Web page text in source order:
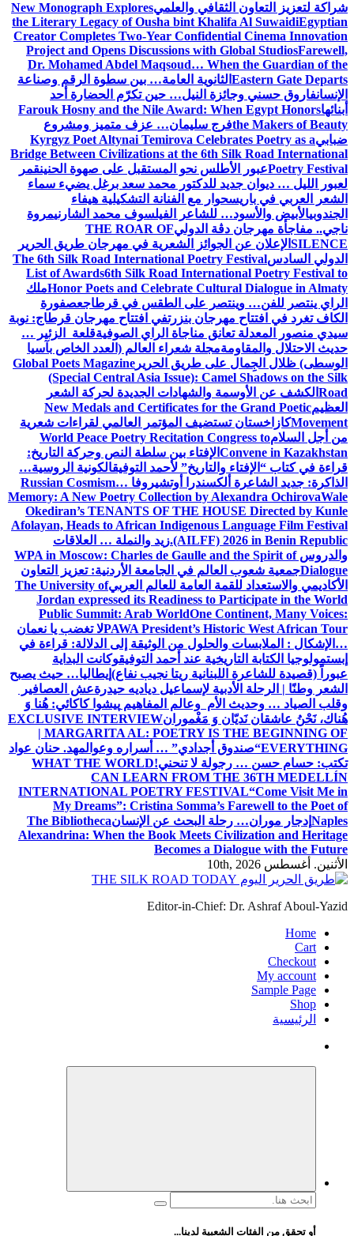
شراكة لتعزيز التعاون الثقافي والعلميNew Monograph Explores
the Literary Legacy of Ousha bint Khalifa Al SuwaidiEgyptian
Creator Completes Two-Year Confidential Cinema Innovation
Project and Opens Discussions with Global StudiosFarewell,
Dr. Mohamed Abdel Maqsoud… When the Guardian of the
Eastern Gate Departs الثانوية العامة… بين سطوة الرقم وصناعة
الإنسانفاروق حسني وجائزة النيل… حين تكرّم الحضارة أحد
أبنائهاFarouk Hosny and the Nile Award: When Egypt Honors
the Makers of Beautyفرج سليمان… عزف متميز ومشروع
ضبابيKyrgyz Poet Altynai Temirova Celebrates Poetry as a
Bridge Between Civilizations at the 6th Silk Road International
Poetry Festivalعبور الأطلس نحو المستقبل على صهوة الحنينقمر
لعبور الليل … ديوان جديد للدكتور محمد سعد برغل يضيء سماء
الشعر العربي في باريسحوار مع الفنانة التشكيلية هيفاء
الجندوبيالأبيض والأسود… للشاعر الفيلسوف محمد الشارنيمروة
ناجي.. مفاجأة مهرجان دڨة الدوليTHE ROAR OF
SILENCE الإعلان عن الجوائز الشعرية في مهرجان طريق الحرير
الدولي السادسThe 6th Silk Road International Poetry Festival
List of Awards6th Silk Road International Poetry Festival to
Honor Poets and Celebrate Cultural Dialogue in Almatyملك
الراي ينتصر للفن… وينتصر على الطقس في قرطاجعصفورة
الكاف تغرد في افتتاح مهرجان بنزرتفي افتتاح مهرجان قرطاج: نوبة
سيدي منصور المعدلة تعانق مناجاة الراي الصوفيةقلعة الزئير …
حديث الاحتلال والمقاومةمجلة شعراء العالم (العدد الخاص بآسيا
الوسطى) ظلال الجِمال على طريق الحرير Global Poets Magazine
(Special Central Asia Issue): Camel Shadows on the Silk
Road الكشف عن الأوسمة والشهادات الجديدة لحركة الشعر
العظيمNew Medals and Certificates for the Grand Poetic
Movementكازاخستان تستضيف المؤتمر العالمي لقراءات شعرية
من أجل السلامWorld Peace Poetry Recitation Congress to
Convene in Kazakhstan الإفتاء بين سلطة النص وحركة التاريخ:
قراءة في كتاب “الإفتاء والتاريخ” لأحمد التوفيقالكونية الروسية…
الذاكرة: جديد الشاعرة ألكسندرا أوتشيروفا Russian Cosmism…
Memory: A New Poetry Collection by Alexandra OchirovaWale
Okediran’s TENANTS OF THE HOUSE Directed by Kunle
Afolayan, Heads to African Indigenous Language Film Festival
(AILFF) 2026 in Benin Republic. زيد والنملة … العلاقات
والدروسWPA in Moscow: Charles de Gaulle and the Spirit of
Dialogueجمعية شعوب العالم في الجامعة الأردنية: تعزيز التعاون
الأكاديمي والاستعداد للقمة العامة للعالم العربيThe University of
Jordan expressed its Readiness to Participate in the World
Public Summit: Arab WorldOne Continent, Many Voices:
PAWA President’s Historic West African Tourلا تغضب يا نعمان
…الإشكال : الملابسات والحلول من الوثيقة إلى الدلالة: قراءة في
إبستمولوجيا الكتابة التاريخية عند أحمد التوفيقوكانت البداية
عبوراً (قصيدة للشاعرة اللبنانية ريتا نجيب نفاع) إيطاليا… حيث يصبح
الشعر وطنًا | الرحلة الأدبية لإسماعيل دياديه حيدرةعش العصافير
وقلب الصياد … وحديث الأم وعالم المفاهيم پیشوا کاکائي: هُنا وَ
هُناك، نَحْنُ عاشقان نَديّان وَ مَغْمورانEXCLUSIVE INTERVIEW
| MARGARITA AL: POETRY IS THE BEGINNING OF
EVERYTHING“صندوق أجدادي” … أسراره وعوالمهد. حنان عواد
تكتب: حسام حسن … رجولة لا تنحني!WHAT THE WORLD
CAN LEARN FROM THE 36TH MEDELLÍN
INTERNATIONAL POETRY FESTIVAL“Come Visit Me in
My Dreams”: Cristina Somma’s Farewell to the Poet of
Naples إدجار موران… رحلة البحث عن الإنسانThe Bibliotheca
Alexandrina: When the Book Meets Civilization and Heritage
Becomes a Dialogue with the Future
الأثنين. أغسطس 10th, 2026
Editor-in-Chief: Dr. Ashraf Aboul-Yazid
Home
Cart
Checkout
My account
Sample Page
Shop
الرئيسية
البحث
أو تحقق من الفئات الشعبية لدينا...